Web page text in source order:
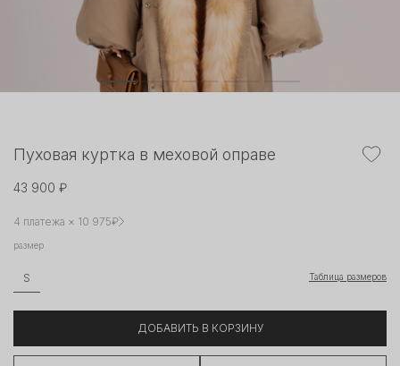
Пуховая куртка в меховой оправе
43 900 ₽
4 платежа × 10 975₽
размер
S Таблица размеров
ДОБАВИТЬ В КОРЗИНУ